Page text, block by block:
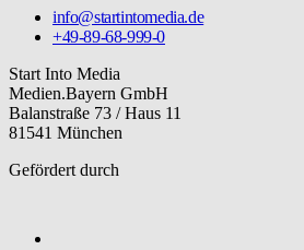
info@startintomedia.de
+49-89-68-999-0
Start Into Media
Medien.Bayern GmbH
Balanstraße 73 / Haus 11
81541 München
Gefördert durch